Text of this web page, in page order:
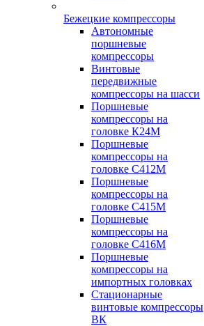
Бежецкие компрессоры
Автономные
поршневые
компрессоры
Винтовые
передвижные
компрессоры на шасси
Поршневые
компрессоры на
головке К24М
Поршневые
компрессоры на
головке С412М
Поршневые
компрессоры на
головке С415М
Поршневые
компрессоры на
головке С416М
Поршневые
компрессоры на
импортных головках
Стационарные
винтовые компрессоры
ВК